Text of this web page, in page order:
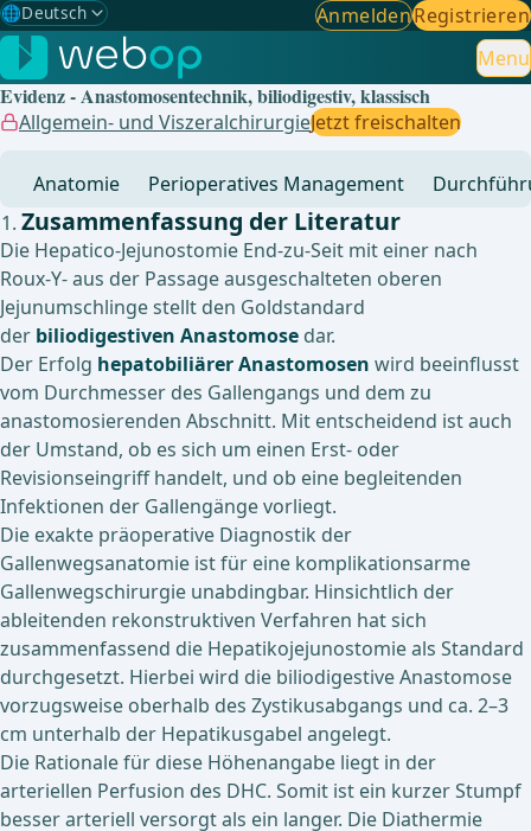
🌐Deutsch
Gewählte Sprache: Deutsch
🇩🇪 Deutsch ✓
🇬🇧English
🇧🇷
AnmeldenRegistrieren
Menu
Evidenz - Anastomosentechnik, biliodigestiv, klassisch
Allgemein- und ViszeralchirurgieJetzt freischalten
Anatomie Perioperatives Management
Zusammenfassung der Literatur
Die Hepatico-Jejunostomie End-zu-Seit mit einer nach
Roux-Y- aus der Passage ausgeschalteten oberen
Jejunumschlinge stellt den Goldstandard
der biliodigestiven Anastomose dar.
Der Erfolg hepatobiliärer Anastomosen wird beeinflusst
vom Durchmesser des Gallengangs und dem zu
anastomosierenden Abschnitt. Mit entscheidend ist auch
der Umstand, ob es sich um einen Erst- oder
Revisionseingriff handelt, und ob eine begleitenden
Infektionen der Gallengänge vorliegt.
Die exakte präoperative Diagnostik der
Gallenwegsanatomie ist für eine komplikationsarme
Gallenwegschirurgie unabdingbar. Hinsichtlich der
ableitenden rekonstruktiven Verfahren hat sich
zusammenfassend die Hepatikojejunostomie als Standard
durchgesetzt. Hierbei wird die biliodigestive Anastomose
vorzugsweise oberhalb des Zystikusabgangs und ca. 2–3
cm unterhalb der Hepatikusgabel angelegt.
Die Rationale für diese Höhenangabe liegt in der
arteriellen Perfusion des DHC. Somit ist ein kurzer Stumpf
besser arteriell versorgt als ein langer. Die Diathermie